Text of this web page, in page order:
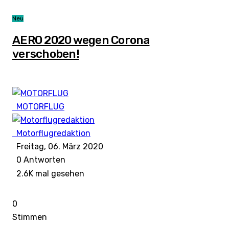
Neu
AERO 2020 wegen Corona
verschoben!
MOTORFLUG
Motorflugredaktion
Freitag, 06. März 2020
0 Antworten
2.6K mal gesehen
0
Stimmen